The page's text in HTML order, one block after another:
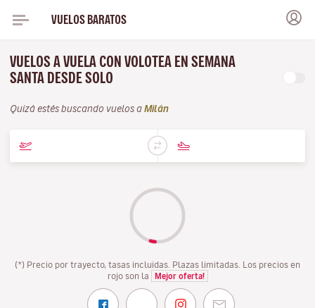
VUELOS BARATOS
VUELOS A VUELA CON VOLOTEA EN SEMANA
SANTA DESDE SOLO
Quizá estés buscando vuelos a Milán
(*) Precio por trayecto, tasas incluidas. Plazas limitadas. Los precios en
rojo son la
Mejor oferta!